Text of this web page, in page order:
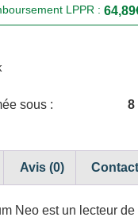
LPPR : 64,89
sous : 8
Avis (0) Contact
Neo est un lecteur